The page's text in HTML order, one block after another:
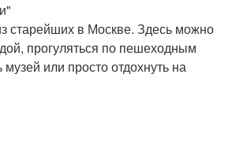
старейших в Москве. Здесь можно
прогуляться по пешеходным
или просто отдохнуть на